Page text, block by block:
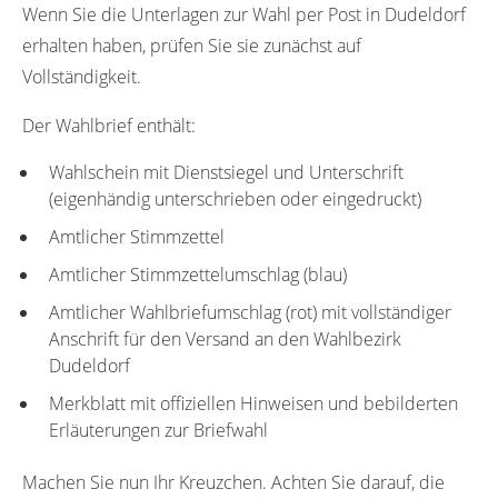
Wenn Sie die Unterlagen zur Wahl per Post in Dudeldorf
erhalten haben, prüfen Sie sie zunächst auf
Vollständigkeit.
Der Wahlbrief enthält:
Wahlschein mit Dienstsiegel und Unterschrift
(eigenhändig unterschrieben oder eingedruckt)
Amtlicher Stimmzettel
Amtlicher Stimmzettelumschlag (blau)
Amtlicher Wahlbriefumschlag (rot) mit vollständiger
Anschrift für den Versand an den Wahlbezirk
Dudeldorf
Merkblatt mit offiziellen Hinweisen und bebilderten
Erläuterungen zur Briefwahl
Machen Sie nun Ihr Kreuzchen. Achten Sie darauf, die